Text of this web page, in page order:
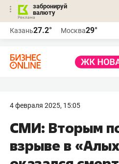
забронируй
валюту
Казань27.2° Москва29°
4 февраля 2025, 15:05
СМИ: Вторым
взрыве в